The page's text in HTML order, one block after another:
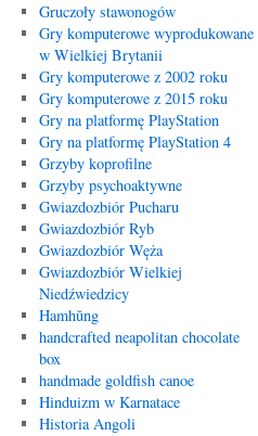
Gruczoły stawonogów
Gry komputerowe wyprodukowane
w Wielkiej Brytanii
Gry komputerowe z 2002 roku
Gry komputerowe z 2015 roku
Gry na platformę PlayStation
Gry na platformę PlayStation 4
Grzyby koprofilne
Grzyby psychoaktywne
Gwiazdozbiór Pucharu
Gwiazdozbiór Ryb
Gwiazdozbiór Węża
Gwiazdozbiór Wielkiej
Niedźwiedzicy
Hamhŭng
handcrafted neapolitan chocolate
box
handmade goldfish canoe
Hinduizm w Karnatace
Historia Angoli